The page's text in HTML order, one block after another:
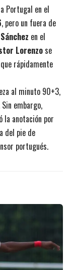
Portugal en el
, pero un fuera de
en el
Lorenzose
rápidamente
al minuto 90+3,
embargo,
la anotación por
del pie de
portugués.